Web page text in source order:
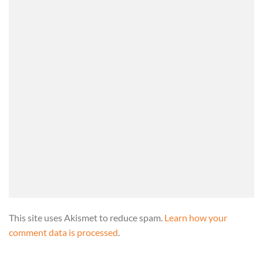
This site uses Akismet to reduce spam. Learn how your
comment data is processed.